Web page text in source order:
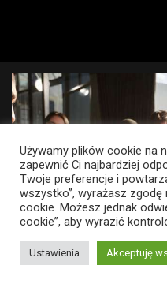
Używamy plików cookie na
zapewnić Ci najbardziej
Twoje preferencje i
wszystko”, wyrażasz zgodę
cookie. Możesz jednak
cookie”, aby wyrazić
Ustawienia Akceptuję